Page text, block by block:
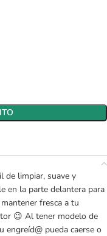
de limpiar, suave y
en la parte delantera para
fresca a tu
😉 Al tener modelo de
engreíd@ pueda caerse o